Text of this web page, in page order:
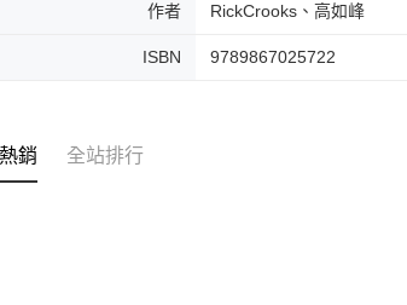
作者 RickCrooks、高如峰
ISBN 9789867025722
銷 全站排行